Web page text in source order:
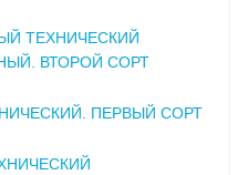
ТЕХНИЧЕСКИЙ
ВТОРОЙ СОРТ
ПЕРВЫЙ СОРТ